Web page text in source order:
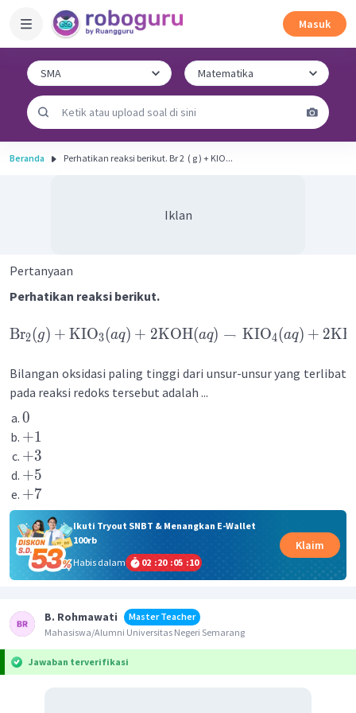
Masuk
Beranda Perhatikan reaksi berikut. Br 2 ​ ( g ) + KIO...
Iklan
Pertanyaan
Perhatikan reaksi berikut.
Br2(g) + KIO3(aq) + 2KOH(aq) → KIO4(aq) + 2
Bilangan oksidasi paling tinggi dari unsur-unsur yang terlibat
pada reaksi redoks tersebut adalah ...
0
+1
+3
+5
+7
Ikuti Tryout SNBT & Menangkan E-Wallet
100rb
Habis dalam
02 :20 :05 :10
Klaim
B. Rohmawati
Master Teacher
Mahasiswa/Alumni Universitas Negeri Semarang
Jawaban terverifikasi